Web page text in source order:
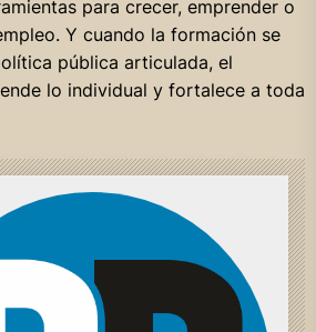
para crecer, emprender o
Y cuando la formación se
pública articulada, el
lo individual y fortalece a toda